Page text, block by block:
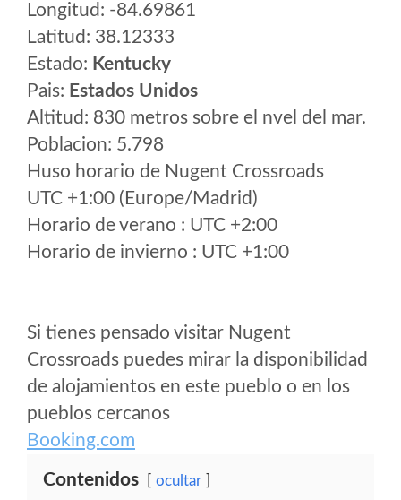
Longitud: -84.69861
Latitud: 38.12333
Estado: Kentucky
Pais: Estados Unidos
Altitud: 830 metros sobre el nvel del mar.
Poblacion: 5.798
Huso horario de Nugent Crossroads
UTC +1:00 (Europe/Madrid)
Horario de verano : UTC +2:00
Horario de invierno : UTC +1:00
Si tienes pensado visitar Nugent
Crossroads puedes mirar la disponibilidad
de alojamientos en este pueblo o en los
pueblos cercanos
Booking.com
Contenidos ocultar